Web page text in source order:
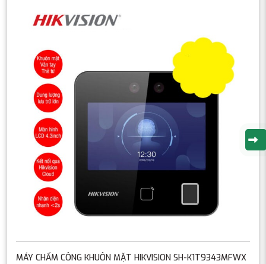
MÁY CHẤM CÔNG KHUÔN MẶT HIKVISION SH-K1T9343MFWX